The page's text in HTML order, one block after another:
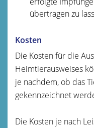
übertragen zu
Kosten
Die Kosten für die
Heimtierausweises
je nachdem, ob das
gekennzeichnet
Die Kosten je nach